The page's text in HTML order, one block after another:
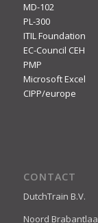
MD-102
PL-300
ITIL Foundation
EC-Council CEH
PMP
Microsoft Excel
CIPP/europe
CONTACT
DutchTrain B.V.
Noord